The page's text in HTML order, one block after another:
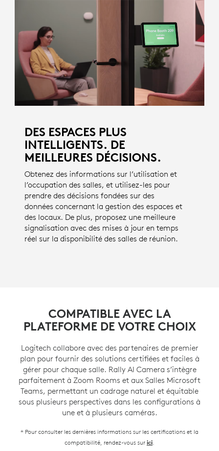
DES ESPACES PLUS
INTELLIGENTS. DE
MEILLEURES DÉCISIONS.
Obtenez des informations sur l’utilisation et
l’occupation des salles, et utilisez-les pour
prendre des décisions fondées sur des
données concernant la gestion des espaces et
des locaux. De plus, proposez une meilleure
signalisation avec des mises à jour en temps
réel sur la disponibilité des salles de réunion.
COMPATIBLE AVEC LA
PLATEFORME DE VOTRE CHOIX
Logitech collabore avec des partenaires de premier
plan pour fournir des solutions certifiées et faciles à
gérer pour chaque salle. Rally AI Camera s’intègre
parfaitement à Zoom Rooms et aux Salles Microsoft
Teams, permettant un cadrage naturel et équitable
sous plusieurs perspectives dans les configurations à
une et à plusieurs caméras.
* Pour consulter les dernières informations sur les certifications et la
compatibilité, rendez-vous sur ici